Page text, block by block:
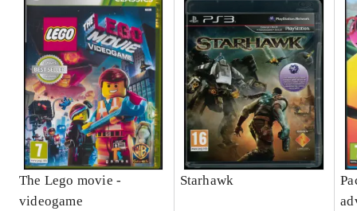
The Lego movie -
videogame
Starhawk